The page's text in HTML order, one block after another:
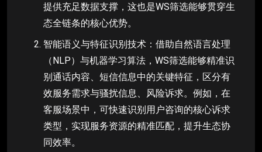
提供充足数据支撑，这也是WS筛选能够贯穿生
态全链条的核心优势。
智能语义与特征识别技术：借助自然语言处理
（NLP）与机器学习算法，WS筛选能够精准识
别通话内容、短信信息中的关键特征，区分有
效服务需求与骚扰信息、风险诉求。例如，在
客服场景中，可快速识别用户咨询的核心诉求
类型，实现服务资源的精准匹配，提升生态协
同效率。